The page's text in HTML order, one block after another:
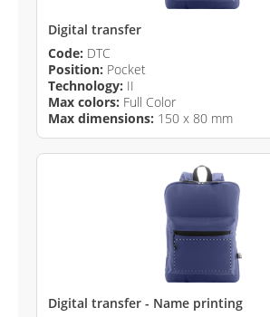
Digital transfer
Code: DTC
Position: Pocket
Technology: II
Max colors: Full Color
Max dimensions: 150 x 80 mm
Digital transfer - Name printing